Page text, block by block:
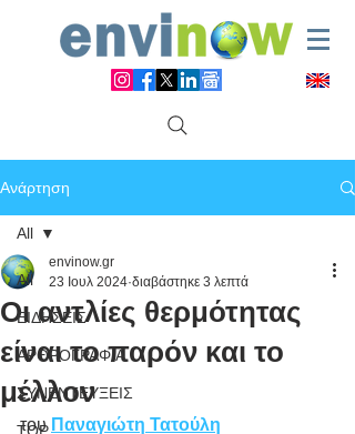
Ανάρτηση
All
ΕΙΔΗΣΕΙΣ
ΑΡΘΡΟΓΡΑΦΙΑ
ΣΥΝΕΝΤΕΥΞΕΙΣ
All
Οι αντλίες θερμότητας
είναι το παρόν και το
μέλλον
envinow.gr
23 Ιουλ 2024 διαβάστηκε 3 λεπτά
του Παναγιώτη Τατούλη